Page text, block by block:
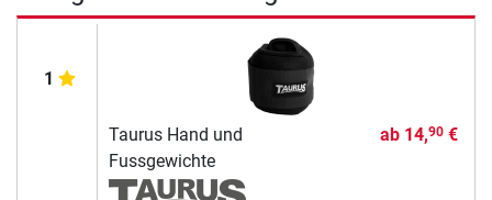
1
Taurus Hand und
Fussgewichte
ab 14,90€